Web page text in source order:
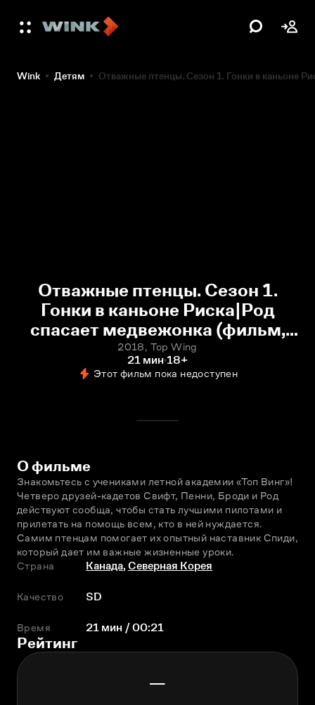
Wink Детям Отважные птенцы. Сезон 1. Гонки в каньоне
Отважные птенцы. Сезон 1.
Гонки в каньоне Риска|Род
спасает медвежонка (фильм,
2018) смотреть онлайн
2018, Top Wing
21 мин 18+
Этот фильм пока недоступен
О фильме
Знакомьтесь с учениками лeтной академии «Топ Винг»!
Четверо друзей-кадетов Свифт, Пенни, Броди и Род
действуют сообща, чтобы стать лучшими пилотами и
прилетать на помощь всем, кто в ней нуждается.
Самим птенцам помогает их опытный наставник Спиди,
который дает им важные жизненные уроки.
Страна
Канада,Северная Корея
Качество SD
Время 21 мин / 00:21
Рейтинг
—